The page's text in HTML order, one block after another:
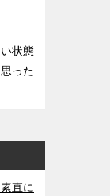
状態
った
直に